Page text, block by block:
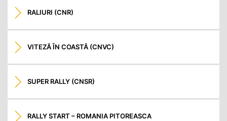
RALIURI (CNR)
VITEZĂ ÎN COASTĂ (CNVC)
SUPER RALLY (CNSR)
RALLY START – ROMANIA PITOREASCA